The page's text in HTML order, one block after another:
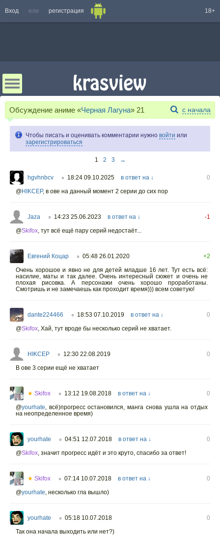
Вход или регистрация 18+
Обсуждение аниме «Черная Лагуна» 21 с начала
Чтобы писать и оценивать комментарии нужно войти или
зарегистрироваться
1 2 3 →
hgvhnbcv ○ 18:24 09.10.2025 в ответ на ↓
0
@HIKCEP, в ове на данный момент 2 серии до сих пор
Jaza ○ 14:23 25.06.2023 в ответ на ↓
-1
@Skifox, тут всё ещё пару серий недостаёт...
Евгений Коцар ○ 05:48 26.01.2020
+2
Очень хорошое и явно не для детей младше 16 лет. Тут есть всё:
насилие, маты и так далее. Очень интересный сюжет и очень не
плохая рисовка. А персонажи очень хорошо проработаны.
Смотришь и не замечаешь как проходит время))) всем советую!
dante224466 ○ 18:53 07.10.2019 в ответ на ↓
0
@Skifox, Хай, тут вроде бы несколько серий не хватает.
HIKCEP ○ 12:30 22.08.2019
0
В ове 3 серии ещё не хватает
★ Skifox ○ 13:12 19.08.2018 в ответ на ↓
0
@yourhate, всё)прогресс остановился, манга снова ушла на отдых
на неопределенное время)
yourhate ○ 04:51 12.07.2018 в ответ на ↓
0
@Skifox, значит прогресс идёт и это круто, спасибо за ответ!
★ Skifox ○ 07:14 10.07.2018 в ответ на ↓
0
@yourhate, несколько гла вышло)
yourhate ○ 05:18 10.07.2018
0
Так она начала выходить или нет?)